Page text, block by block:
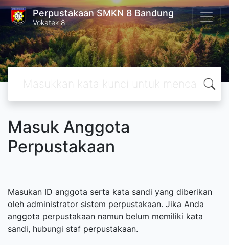
Perpustakaan SMKN 8 Bandung
Vokatek 8
Masuk Anggota
Perpustakaan
Masukan ID anggota serta kata sandi yang diberikan
oleh administrator sistem perpustakaan. Jika Anda
anggota perpustakaan namun belum memiliki kata
sandi, hubungi staf perpustakaan.